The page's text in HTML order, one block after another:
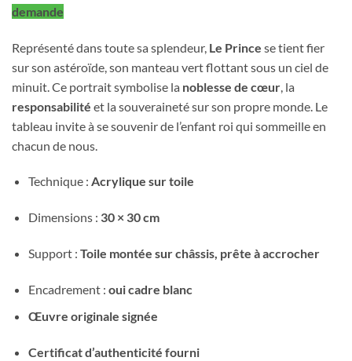
demande
Représenté dans toute sa splendeur, Le Prince se tient fier
sur son astéroïde, son manteau vert flottant sous un ciel de
minuit. Ce portrait symbolise la noblesse de cœur , la
responsabilité et la souveraineté sur son propre monde. Le
tableau invite à se souvenir de l’enfant roi qui sommeille en
chacun de nous.
Technique : Acrylique sur toile
Dimensions : 30 × 30 cm
Support : Toile montée sur châssis, prête à accrocher
Encadrement : oui cadre blanc
Œuvre originale signée
Certificat d’authenticité fourni